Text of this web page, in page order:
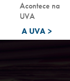
A UVA >
Acontece na
UVA